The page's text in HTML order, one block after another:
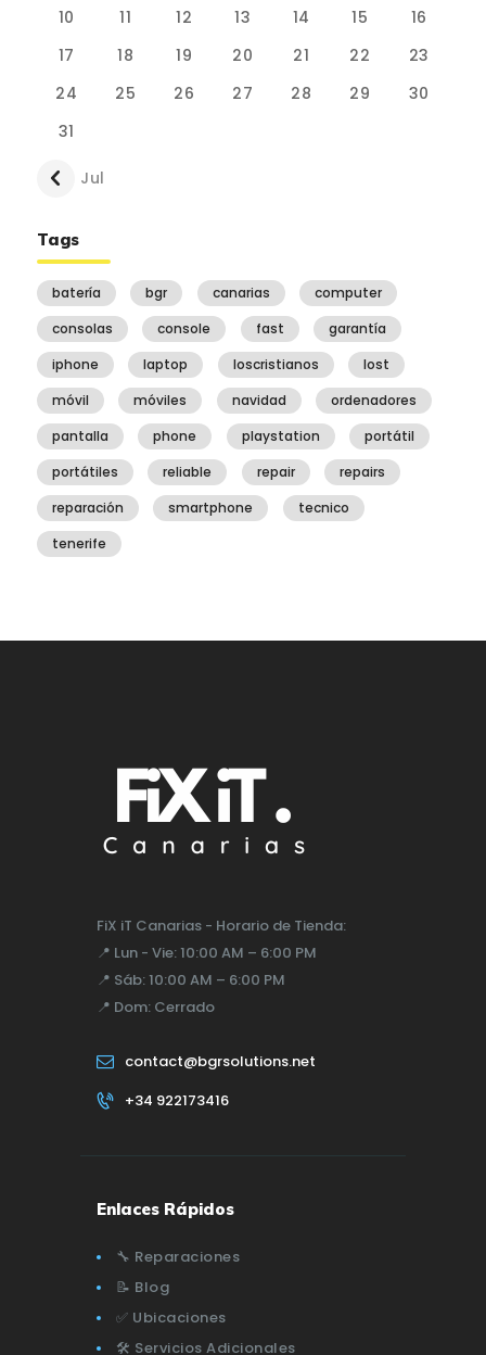
10
11 12 13 14 15
16
17
18 19 20 21 22
23
24
25 26 27 28 29
30
31
« Jul
Tags
batería bgr canarias
computer
consolas
console fast
garantía
iphone
laptop loscristianos
lost
móvil
móviles navidad
ordenadores
pantalla
phone playstation
portátil
portátiles
reliable repair
repairs
reparación
smartphone
tecnico
tenerife
FiX iT Canarias - Horario de Tienda:
📍 Lun - Vie: 10:00 AM – 6:00 PM
📍 Sáb: 10:00 AM – 6:00 PM
📍 Dom: Cerrado
contact@bgrsolutions.net
+34 922173416
Enlaces Rápidos
🔧 Reparaciones
📝 Blog
✅ Ubicaciones
🛠️ Servicios Adicionales